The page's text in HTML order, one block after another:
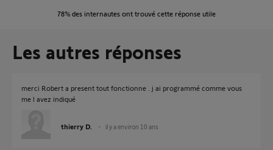
78% des internautes ont trouvé cette réponse utile
Les autres réponses
merci Robert a present tout fonctionne . j ai programmé comme vous
me l avez indiqué
thierry D. il y a environ 10 ans